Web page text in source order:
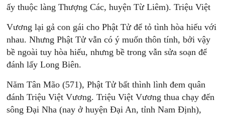
ấy thuộc làng Thượng Các, huyện Từ Liêm). Triệu Việt
Vương lại gả con gái cho Phật Tử để tỏ tình hòa hiếu với
nhau. Nhưng Phật Tử vẫn có ý muốn thôn tính, bởi vậy
bề ngoài tuy hòa hiếu, nhưng bề trong vẫn sửa soạn để
đánh lấy Long Biên.
Năm Tân Mão (571), Phật Tử bất thình lình đem quân
đánh Triệu Việt Vương. Triệu Việt Vương thua chạy đến
sông Đại Nha (nay ở huyện Đại An, tỉnh Nam Định),